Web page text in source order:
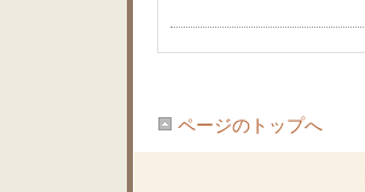
ページのトップへ